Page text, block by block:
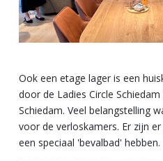
Ook een etage lager is een
door de Ladies Circle
Schiedam. Veel belangstelling
voor de verloskamers. Er zijn
een speciaal 'bevalbad' hebben.